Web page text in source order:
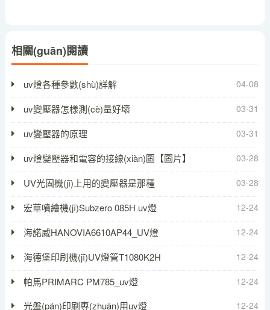
相關(guān)閱讀
uv燈各種參數(shù)詳解 04-08
uv變壓器怎樣測(cè)量好壞 03-31
uv變壓器的原理 03-31
uv燈變壓器和電容的接線(xiàn)圖【圖片】 03-28
UV光固機(jī)上用的變壓器是那種 03-28
宏華噴繪機(jī)Subzero 085H uv燈 12-24
海諾威HANOVIA6610AP44_UV燈 12-24
海德堡印刷機(jī)UV燈管T1080K2H 12-24
帕馬PRIMARC PM785_uv燈 12-24
光盤(pán)印刷專(zhuān)用uv燈 12-24